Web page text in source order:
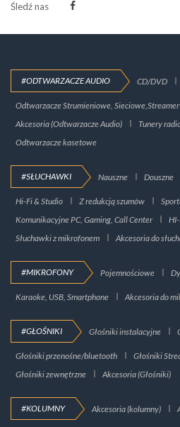
Śledź nas
#ODTWARZACZE AUDIO CD/DVD
Odtwarzacze Strumieniowe,
Akcesoria (Odtwarzacze Audio)
Tunery
Odtwarzacze kasetowe
#SŁUCHAWKI Nauszne Douszne
Hi-Fi & Studio Z redukcją szumów
Komunikacyjne PC, Gaming, Call Center
Słuchawki z mikrofonem
Akcesoria do
#MIKROFONY Pojemnościowe
Karaoke, USB, Smartphone Akcesoria do
#GŁOŚNIKI Głośniki instalacyjne
Głośniki przenośne/bluetooth
Głośniki
Głośniki zewnętrzne
Akcesoria (Głośniki)
#KOLUMNY Akcesoria (kolumny)